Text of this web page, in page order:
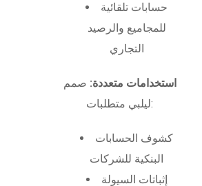
حسابات تلقائية
للمجاميع والرصيد
التجاري
استخدامات متعددة: صمم
ليلبي متطلبات:
كشوف الحسابات
البنكية للشركات
إثباتات السيولة